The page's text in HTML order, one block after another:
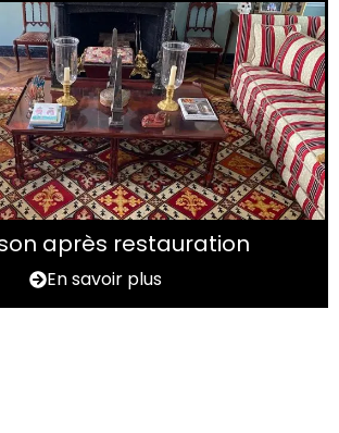
après restauration
En savoir plus